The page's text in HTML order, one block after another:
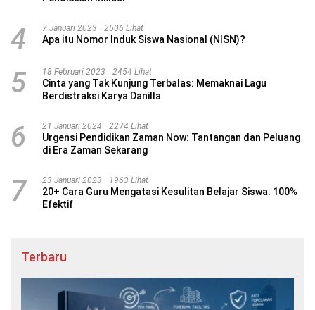
4 7 Januari 2023 2506 Lihat
Apa itu Nomor Induk Siswa Nasional (NISN)?
5 18 Februari 2023 2454 Lihat
Cinta yang Tak Kunjung Terbalas: Memaknai Lagu
Berdistraksi Karya Danilla
6 21 Januari 2024 2274 Lihat
Urgensi Pendidikan Zaman Now: Tantangan dan Peluang
di Era Zaman Sekarang
7 23 Januari 2023 1963 Lihat
20+ Cara Guru Mengatasi Kesulitan Belajar Siswa: 100%
Efektif
Terbaru